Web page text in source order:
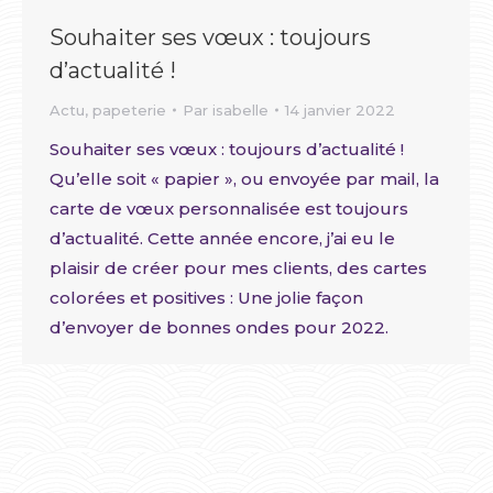
Souhaiter ses vœux : toujours
d’actualité !
Actu, papeterie Par isabelle 14 janvier 2022
Souhaiter ses vœux : toujours d’actualité !
Qu’elle soit « papier », ou envoyée par mail, la
carte de vœux personnalisée est toujours
d’actualité. Cette année encore, j’ai eu le
plaisir de créer pour mes clients, des cartes
colorées et positives : Une jolie façon
d’envoyer de bonnes ondes pour 2022.